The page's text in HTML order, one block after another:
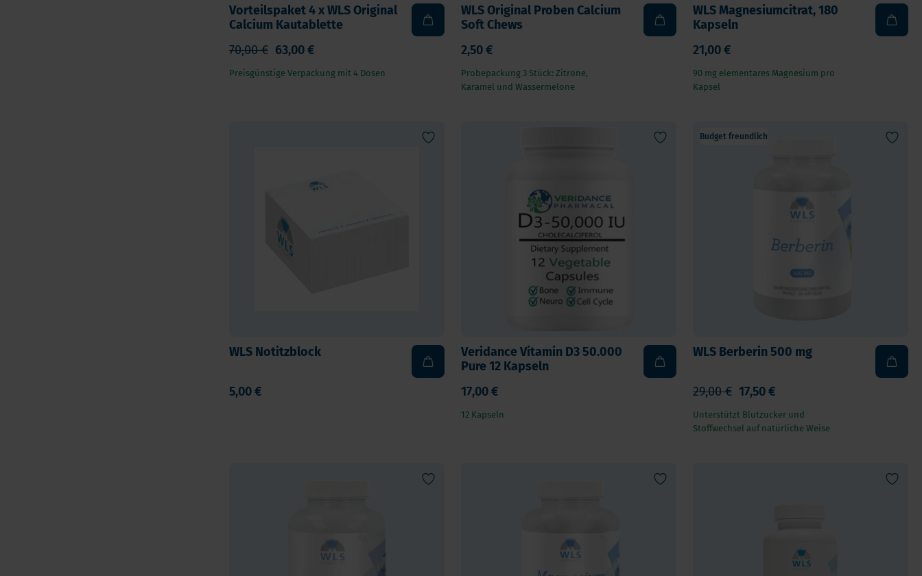
Vorteilspaket 4 x WLS Original
Calcium Kautablette
63,00 €
70,00 €
Preisgünstige Verpackung mit 4 Dosen
WLS Original Proben Calcium
Soft Chews
2,50 €
Probepackung 3 Stück: Zitrone,
Karamel und Wassermelone
WLS Magnesiumcitrat, 180
Kapseln
21,00 €
90 mg elementares Magnesium pro
Kapsel
WLS Notitzblock
5,00 €
Veridance Vitamin D3 50.000
Pure 12 Kapseln
17,00 €
12 Kapseln
Budget freundlich
WLS Berberin 500 mg
17,50 €
29,00 €
Unterstützt Blutzucker und
Stoffwechsel auf natürliche Weise